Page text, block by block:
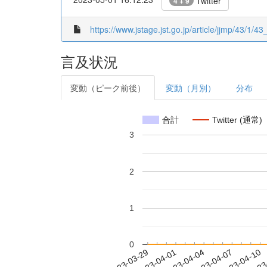
https://www.jstage.jst.go.jp/article/jjmp/43/1/
言及状況
変動（ピーク前後） 変動（月別） 分布
合計 Twitter (通常)
0
1
2
3